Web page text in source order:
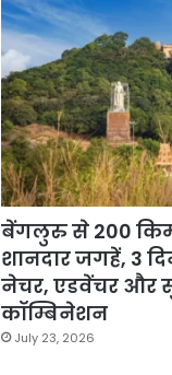
बेंगलुरु से 200
शानदार जगहें, 3
नेचर, एडवेंचर और
कॉम्बिनेशन
July 23, 2026